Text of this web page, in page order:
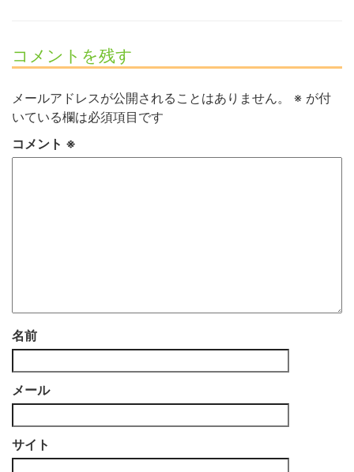
コメントを残す
メールアドレスが公開されることはありません。 ※ が付
いている欄は必須項目です
コメント ※
名前
メール
サイト